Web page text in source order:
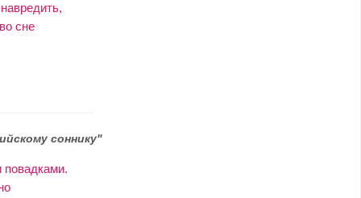
сне
соннику"